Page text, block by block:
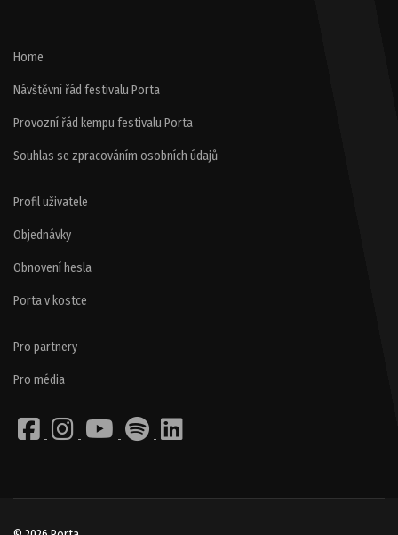
Home
Návštěvní řád festivalu Porta
Provozní řád kempu festivalu Porta
Souhlas se zpracováním osobních údajů
Profil uživatele
Objednávky
Obnovení hesla
Porta v kostce
Pro partnery
Pro média